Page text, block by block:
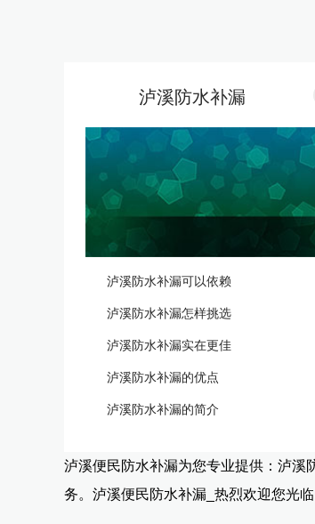
泸溪防水补漏
泸溪防水补漏可以依赖
泸溪防水补漏怎样挑选
泸溪防水补漏实在更佳
泸溪防水补漏的优点
泸溪防水补漏的简介
泸溪便民防水补漏为您专业提供：泸溪
务。泸溪便民防水补漏_热烈欢迎您光临